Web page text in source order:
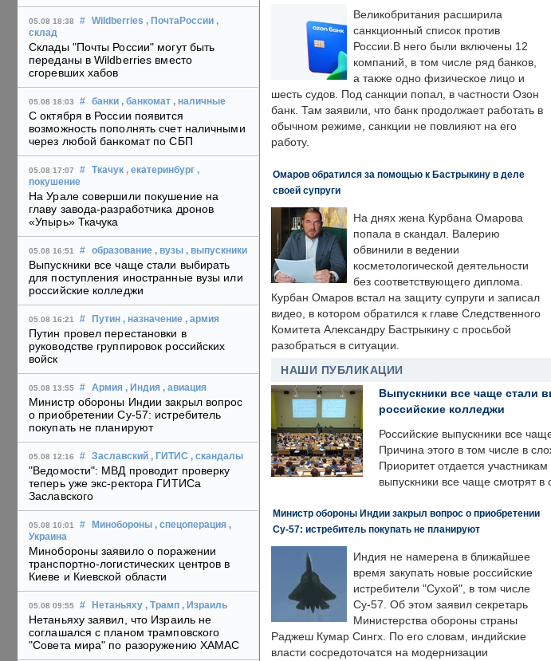
05.08 18:38 # Wildberries , ПочтаРоссии ,
склад
Склады "Почты России" могут быть
переданы в Wildberries вместо
сгоревших хабов
05.08 18:03 # банки , банкомат , наличные
С октября в России появится
возможность пополнять счет наличными
через любой банкомат по СБП
05.08 17:07 # Ткачук , екатеринбург ,
покушение
На Урале совершили покушение на
главу завода-разработчика дронов
«Упырь» Ткачука
05.08 16:51 # образование , вузы , выпускники
Выпускники все чаще стали выбирать
для поступления иностранные вузы или
российские колледжи
05.08 16:21 # Путин , назначение , армия
Путин провел перестановки в
руководстве группировок российских
войск
05.08 13:55 # Армия , Индия , авиация
Министр обороны Индии закрыл вопрос
о приобретении Су-57: истребитель
покупать не планируют
05.08 12:16 # Заславский , ГИТИС , скандалы
"Ведомости": МВД проводит проверку
теперь уже экс-ректора ГИТИСа
Заславского
05.08 10:01 # Минобороны , спецоперация ,
Украина
Минобороны заявило о поражении
транспортно-логистических центров в
Киеве и Киевской области
05.08 09:55 # Нетаньяху , Трамп , Израиль
Нетаньяху заявил, что Израиль не
соглашался с планом трамповского
"Совета мира" по разоружению ХАМАС
Великобритания расширила
санкционный список против
России.В него были включены 12
компаний, в том числе ряд банков,
а также одно физическое лицо и
шесть судов. Под санкции попал, в частности Озон
банк. Там заявили, что банк продолжает работать в
обычном режиме, санкции не повлияют на его
работу.
Омаров обратился за помощью к Бастрыкину в деле
своей супруги
На днях жена Курбана Омарова
попала в скандал. Валерию
обвинили в ведении
косметологической деятельности
без соответствующего диплома.
Курбан Омаров встал на защиту супруги и записал
видео, в котором обратился к главе Следственного
Комитета Александру Бастрыкину с просьбой
разобраться в ситуации.
НАШИ ПУБЛИКАЦИИ
Выпускники все чаще стали
российские колледжи
Российские выпускники все
Причина этого в том числе в
Приоритет отдается
выпускники все чаще смотрят
Министр обороны Индии закрыл вопрос о приобретении
Су-57: истребитель покупать не планируют
Индия не намерена в ближайшее
время закупать новые российские
истребители "Сухой", в том числе
Су-57. Об этом заявил секретарь
Министерства обороны страны
Раджеш Кумар Сингх. По его словам, индийские
власти сосредоточатся на модернизации